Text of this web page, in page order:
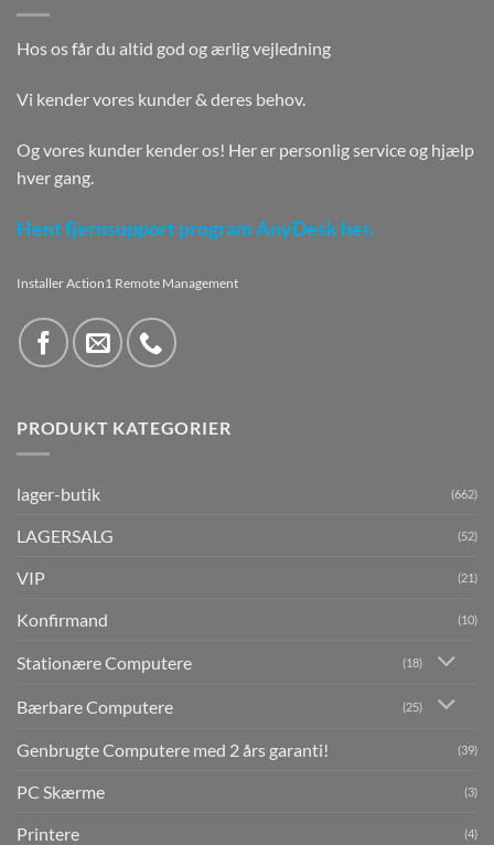
Hos os får du altid god og ærlig vejledning
Vi kender vores kunder & deres behov.
Og vores kunder kender os! Her er personlig service og hjælp
hver gang.
Hent fjernsupport program AnyDesk her.
Installer Action1 Remote Management
PRODUKT KATEGORIER
lager-butik (662)
LAGERSALG (52)
VIP (21)
Konfirmand (10)
Stationære Computere (18)
Bærbare Computere (25)
Genbrugte Computere med 2 års garanti! (39)
PC Skærme (3)
Printere (4)